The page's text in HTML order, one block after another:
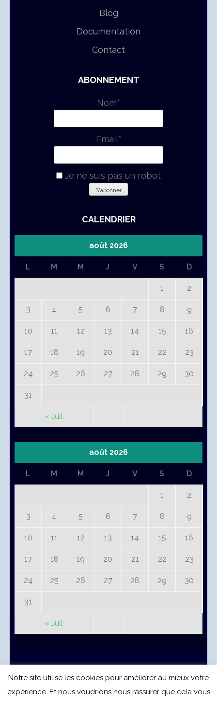
Blog
Documentation
Contact
ABONNEMENT
Nom*
Email*
Je ne suis pas un robot
CALENDRIER
août 2026
L M M J V S D
1 2
3 4 5 6 7 8 9
10 11 12 13 14 15 16
17 18 19 20 21 22 23
24 25 26 27 28 29 30
31
« Juil
août 2026
L M M J V S D
1 2
3 4 5 6 7 8 9
10 11 12 13 14 15 16
17 18 19 20 21 22 23
24 25 26 27 28 29 30
31
« Juil
Benevolent | Développé par
Rara Themes
Notre site utilise les cookies pour améliorer au mieux votre
expérience. Et nous voudrions nous rassurer que cela vous